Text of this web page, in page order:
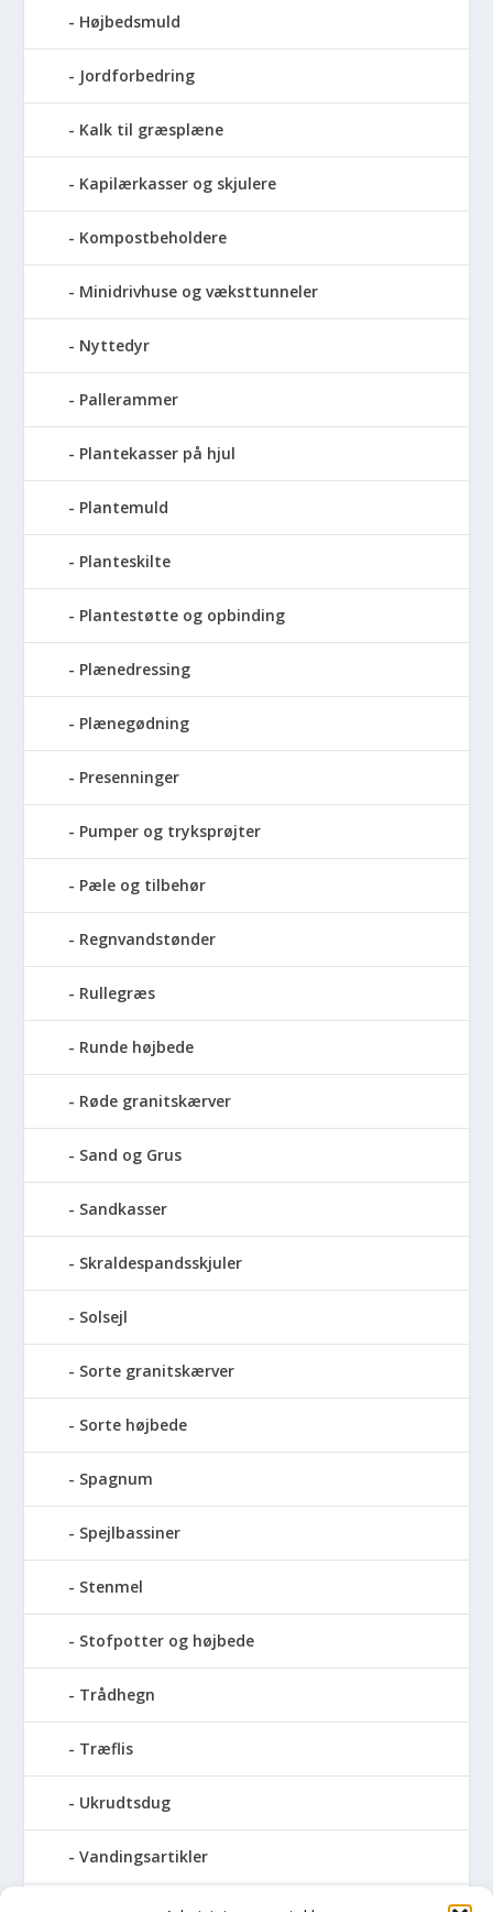
Højbedsmuld
Jordforbedring
Kalk til græsplæne
Kapilærkasser og skjulere
Kompostbeholdere
Minidrivhuse og væksttunneler
Nyttedyr
Pallerammer
Plantekasser på hjul
Plantemuld
Planteskilte
Plantestøtte og opbinding
Plænedressing
Plænegødning
Presenninger
Pumper og tryksprøjter
Pæle og tilbehør
Regnvandstønder
Rullegræs
Runde højbede
Røde granitskærver
Sand og Grus
Sandkasser
Skraldespandsskjuler
Solsejl
Sorte granitskærver
Sorte højbede
Spagnum
Spejlbassiner
Stenmel
Stofpotter og højbede
Trådhegn
Træflis
Ukrudtsdug
Vandingsartikler